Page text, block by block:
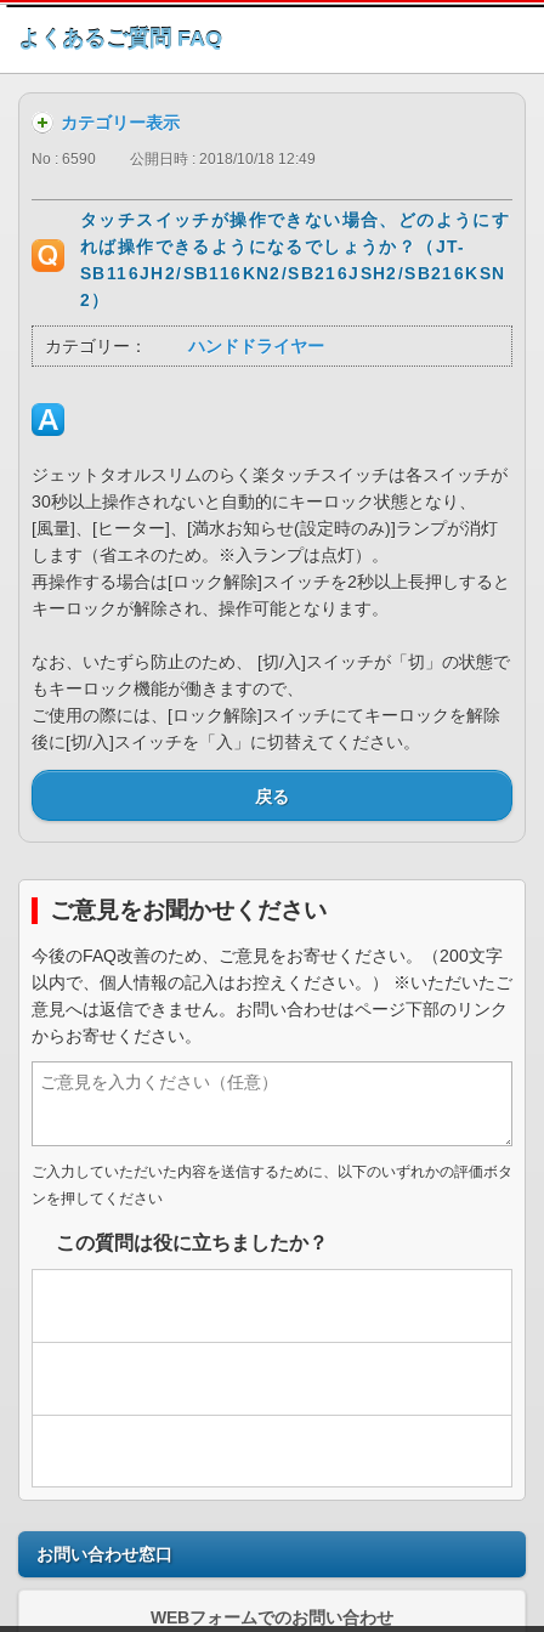
このページの本文へ
よくあるご質問 FAQ
カテゴリー表示
No : 6590 公開日時 : 2018/10/18 12:49
タッチスイッチが操作できない場合、どのようにす
れば操作できるようになるでしょうか？（JT-
SB116JH2/SB116KN2/SB216JSH2/SB216KSN
2）
カテゴリー： ハンドドライヤー
ジェットタオルスリムのらく楽タッチスイッチは各スイッチが
30秒以上操作されないと自動的にキーロック状態となり、
[風量]、[ヒーター]、[満水お知らせ(設定時のみ)]ランプが消灯
します（省エネのため。※入ランプは点灯）。
再操作する場合は[ロック解除]スイッチを2秒以上長押しすると
キーロックが解除され、操作可能となります。
なお、いたずら防止のため、 [切/入]スイッチが「切」の状態で
もキーロック機能が働きますので、
ご使用の際には、[ロック解除]スイッチにてキーロックを解除
後に[切/入]スイッチを「入」に切替えてください。
戻る
ご意見をお聞かせください
今後のFAQ改善のため、ご意見をお寄せください。（200文字
以内で、個人情報の記入はお控えください。） ※いただいたご
意見へは返信できません。お問い合わせはページ下部のリンク
からお寄せください。
ご入力していただいた内容を送信するために、以下のいずれかの評価ボタ
ンを押してください
この質問は役に立ちましたか？
お問い合わせ窓口
WEBフォームでのお問い合わせ